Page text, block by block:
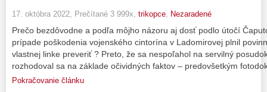
17. októbra 2022, Prečítané 3 999x, trikopce, Nezaradené
Prečo bezdôvodne a podľa môjho názoru aj dosť podlo útočí
prípade poškodenia vojenského cintorína v Ladomirovej plnil
vlastnej linke preveriť ? Preto, že sa nespoľahol na servilný
rozhodoval sa na základe očividných faktov – predovšetkým
Pokračovanie článku